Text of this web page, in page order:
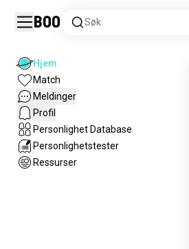
Boo Søk
Hjem
Match
Meldinger
Profil
Personlighet Database
Personlighetstester
Ressurser